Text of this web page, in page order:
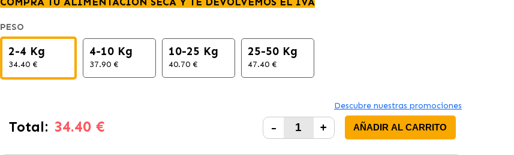
PESO
2-4 Kg
34.40 €
4-10 Kg
37.90 €
10-25 Kg
40.70 €
25-50 Kg
47.40 €
Descubre nuestras promociones
Total: 34.40 € - + AÑADIR AL CARRITO